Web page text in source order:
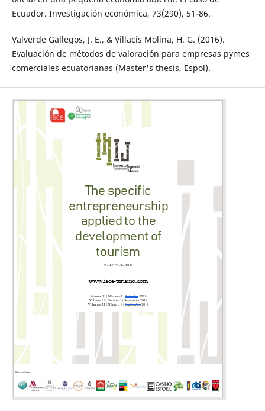
Ecuador. Investigación económica, 73(290), 51-86.
Valverde Gallegos, J. E., & Villacis Molina, H. G. (2016).
Evaluación de métodos de valoración para empresas pymes
comerciales ecuatorianas (Master's thesis, Espol).